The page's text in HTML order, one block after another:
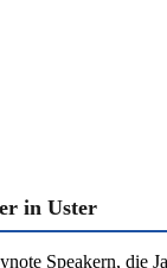
in Uster
Speakern, die